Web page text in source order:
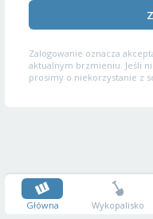
Zalogowanie oznacza
aktualnym brzmieniu. Jeśli
prosimy o niekorzystanie z
Główna Wykopalisko